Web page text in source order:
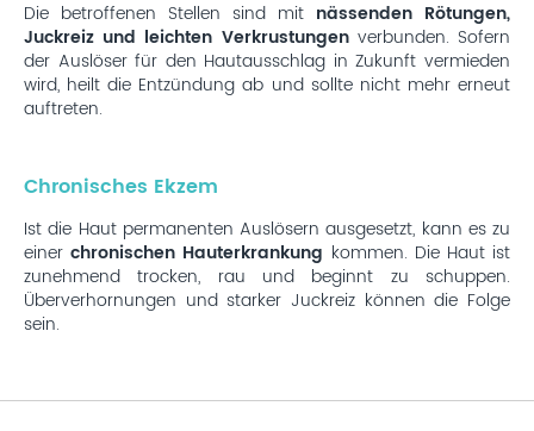
Die betroffenen Stellen sind mit nässenden Rötungen,
Juckreiz und leichten Verkrustungenverbunden. Sofern
der Auslöser für den Hautausschlag in Zukunft vermieden
wird, heilt die Entzündung ab und sollte nicht mehr erneut
auftreten.
Chronisches Ekzem
Ist die Haut permanenten Auslösern ausgesetzt, kann es zu
einerchronischen Hauterkrankung kommen. Die Haut ist
zunehmend trocken, rau und beginnt zu schuppen.
Überverhornungen und starker Juckreiz können die Folge
sein.